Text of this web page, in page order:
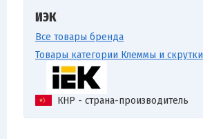
ИЭК
Все товары бренда
Товары категории Клеммы и скрутки
КНР - страна-производитель